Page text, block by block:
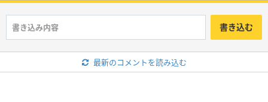
書き込む
最新のコメントを読み込む